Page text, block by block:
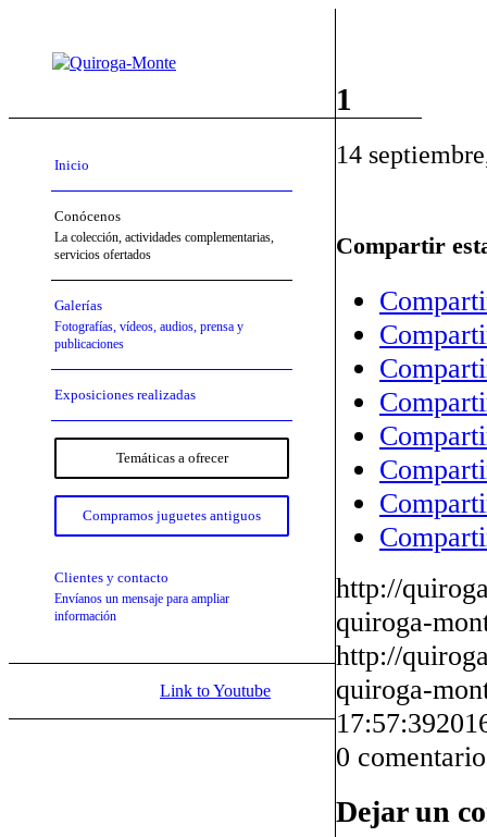
Inicio
Conócenos
La colección, actividades complementarias,
servicios ofertados
Galerías
Fotografías, vídeos, audios, prensa y
publicaciones
Exposiciones realizadas
Temáticas a ofrecer
Compramos juguetes antiguos
Clientes y contacto
Envíanos un mensaje para ampliar
información
Link to Youtube
1
14
Compartir
http://
quiroga-
http://
quiroga-
17:57:39
0
Dejar un